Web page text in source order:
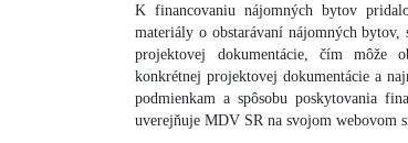
K financovaniu nájomných bytov
materiály o obstarávaní nájomných
projektovej dokumentácie, čím môže
konkrétnej projektovej dokumentácie a
podmienkam a spôsobu poskytovania
uverejňuje MDV SR na svojom webovom